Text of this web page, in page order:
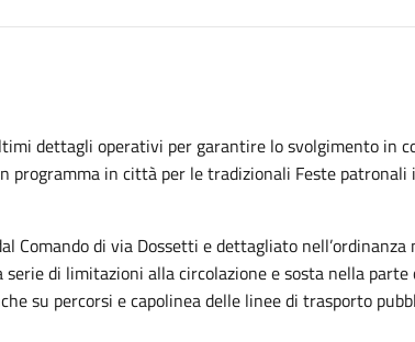
dettagli operativi per garantire lo svolgimento in
programma in città per le tradizionali Feste patronali
Comando di via Dossetti e dettagliato
serie di limitazioni alla circolazione e sosta nella
su percorsi e capolinea delle linee di trasporto